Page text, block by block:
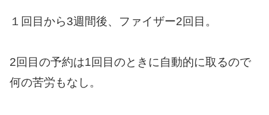
１回目から3週間後、ファイザー2回目。
2回目の予約は1回目のときに自動的に取るので
何の苦労もなし。